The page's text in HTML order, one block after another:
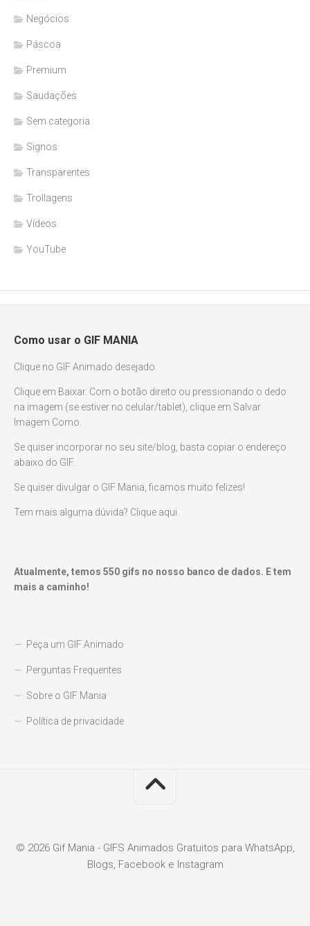
Negócios
Páscoa
Premium
Saudações
Sem categoria
Signos
Transparentes
Trollagens
Vídeos
YouTube
Como usar o GIF MANIA
Clique no GIF Animado desejado.
Clique em Baixar. Com o botão direito ou pressionando o dedo
na imagem (se estiver no celular/tablet), clique em Salvar
Imagem Como.
Se quiser incorporar no seu site/blog, basta copiar o endereço
abaixo do GIF.
Se quiser divulgar o GIF Mania, ficamos muito felizes!
Tem mais alguma dúvida? Clique aqui.
Atualmente, temos 550 gifs no nosso banco de dados. E tem
mais a caminho!
Peça um GIF Animado
Perguntas Frequentes
Sobre o GIF Mania
Política de privacidade
© 2026 Gif Mania - GIFS Animados Gratuitos para WhatsApp,
Blogs, Facebook e Instagram